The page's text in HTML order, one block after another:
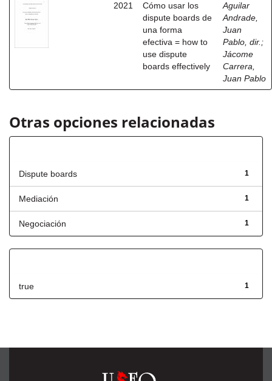
2021
Cómo usar los
dispute boards de
una forma
efectiva = how to
use dispute
boards effectively
Aguilar
Andrade,
Juan
Pablo, dir. ;
Jácome
Carrera,
Juan Pablo
Otras opciones relacionadas
1
Dispute boards
1
Mediación
1
Negociación
1
true